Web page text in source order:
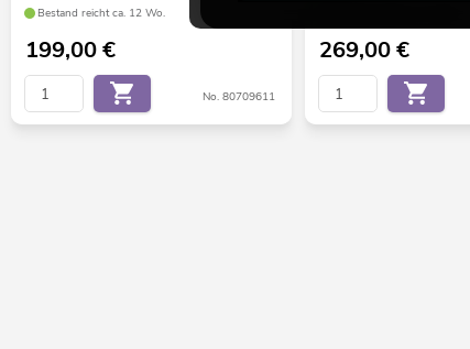
Bestand reicht ca. 12 Wo.
199,00€
No. 80709611
269,00€